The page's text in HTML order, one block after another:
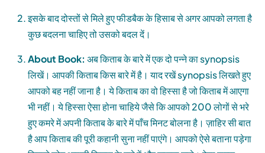
इसके बाद दोस्तों से मिले हुए फीडबैक के हिसाब से अगर आपको लगता है
कुछ बदलना चाहिए तो उसको बदल दें।
About Book: अब किताब के बारे में एक दो पन्ने का synopsis
लिखें। आपकी किताब किस बारे में है। याद रखें synopsis लिखते हुए
आपको बह नहीं जाना है। ये किताब का वो हिस्सा है जो किताब में आएगा
भी नहीं। ये हिस्सा ऐसा होना चाहिये जैसे कि आपको 200 लोगों से भरे
हुए कमरे में अपनी किताब के बारे में पाँच मिनट बोलना है। ज़ाहिर सी बात
है आप किताब की पूरी कहानी सुना नहीं पाएंगे। आपको ऐसे बताना पड़ेगा